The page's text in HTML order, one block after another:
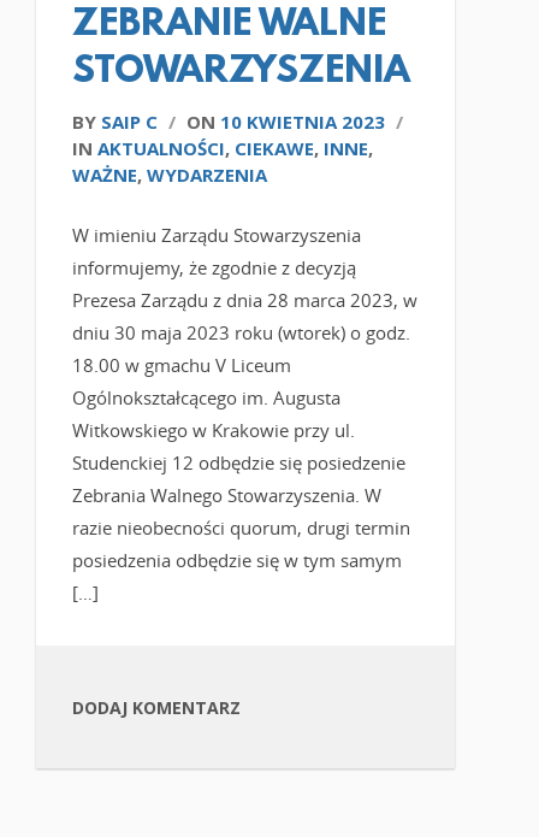
ZEBRANIE WALNE
STOWARZYSZENIA
BY SAIP C / ON 10 KWIETNIA 2023 /
IN AKTUALNOŚCI, CIEKAWE, INNE,
WAŻNE, WYDARZENIA
W imieniu Zarządu Stowarzyszenia
informujemy, że zgodnie z decyzją
Prezesa Zarządu z dnia 28 marca 2023, w
dniu 30 maja 2023 roku (wtorek) o godz.
18.00 w gmachu V Liceum
Ogólnokształcącego im. Augusta
Witkowskiego w Krakowie przy ul.
Studenckiej 12 odbędzie się posiedzenie
Zebrania Walnego Stowarzyszenia. W
razie nieobecności quorum, drugi termin
posiedzenia odbędzie się w tym samym
[…]
DODAJ KOMENTARZ